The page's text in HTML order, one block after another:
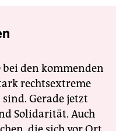
den kommenden
rechtsextreme
Gerade jetzt
Solidarität. Auch